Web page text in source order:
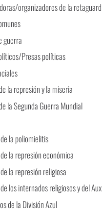
organizadores de la
guerra
Presas políticas
la represión y la miseria
la Segunda Guerra Mundial
la poliomielitis
la represión económica
la represión religiosa
los internados religiosos y del
de la División Azul